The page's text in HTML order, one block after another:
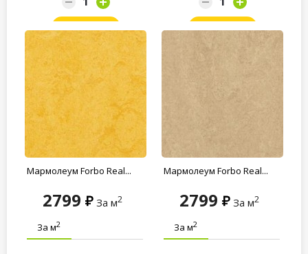
Мармолеум Forbo Real...
2799 За м2
За м2
Мармолеум Forbo Real...
2799 За м2
За м2